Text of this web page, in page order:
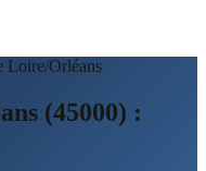
Loire/Orléans
(45000) :